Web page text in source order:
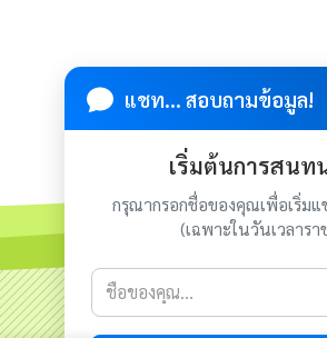
แชท... สอบถามข้อมูล!
เริ่มต้นการสนท
กรุณากรอกชื่อของคุณเพื่อเริ่ม
(เฉพาะในวันเวลารา
เกี่ยวกับเรา ติดต่อเรา